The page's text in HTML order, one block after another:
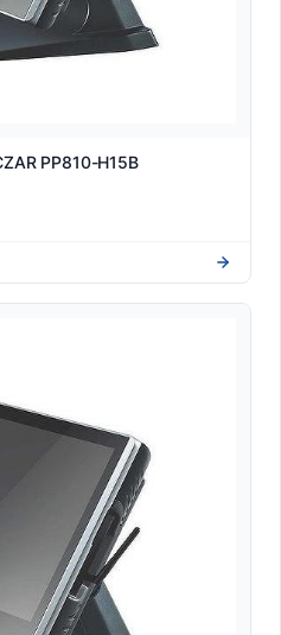
PP810-H15B